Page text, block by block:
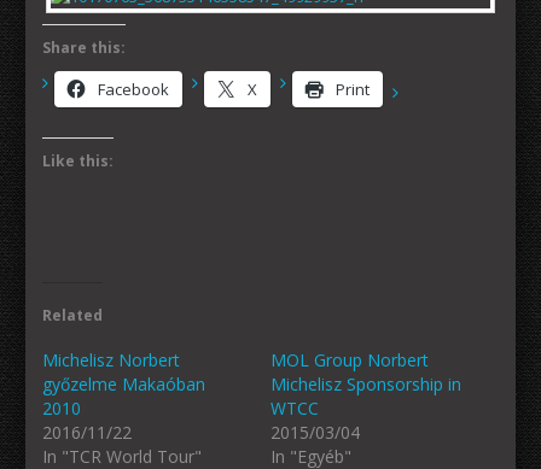
Share this:
Facebook X Print
Like this:
Related
Michelisz Norbert
győzelme Makaóban
2010
2016/11/22
In "TCR World Tour"
MOL Group Norbert
Michelisz Sponsorship in
WTCC
2015/03/04
In "Egyéb"